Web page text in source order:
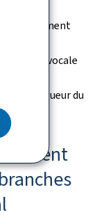
pour le
vocale
en vigueur du